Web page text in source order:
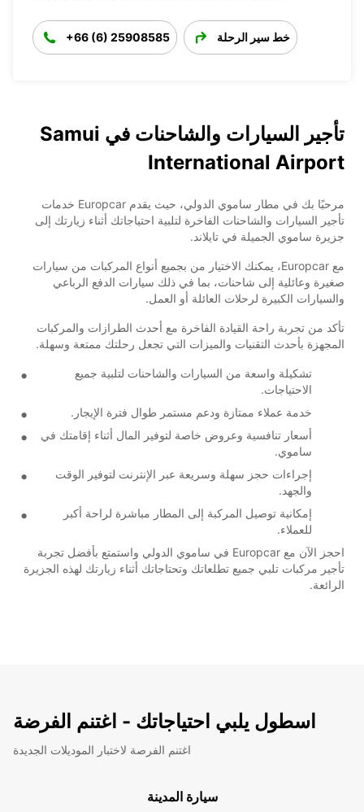
+66 (6) 25908585 خط سير الرحلة
تأجير السيارات والشاحنات في Samui
International Airport
مرحبًا بك في مطار ساموي الدولي، حيث يقدم Europcar خدمات
تأجير السيارات والشاحنات الفاخرة لتلبية احتياجاتك أثناء زيارتك إلى
جزيرة ساموي الجميلة في تايلاند.
مع Europcar، يمكنك الاختيار من بجميع أنواع المركبات من سيارات
صغيرة وعائلية إلى شاحنات، بما في ذلك سيارات الدفع الرباعي
والسيارات الكبيرة لرحلات العائلة أو العمل.
تأكد من تجربة راحة القيادة الفاخرة مع أحدث الطرازات والمركبات
المجهزة بأحدث التقنيات والميزات التي تجعل رحلتك ممتعة وسهلة.
تشكيلة واسعة من السيارات والشاحنات لتلبية جميع
الاحتياجات.
خدمة عملاء ممتازة ودعم مستمر طوال فترة الإيجار.
أسعار تنافسية وعروض خاصة لتوفير المال أثناء إقامتك في
ساموي.
إجراءات حجز سهلة وسريعة عبر الإنترنت لتوفير الوقت
والجهد.
إمكانية توصيل المركبة إلى المطار مباشرة لراحة أكبر
للعملاء.
احجز الآن مع Europcar في ساموي الدولي واستمتع بأفضل تجربة
تأجير مركبات تلبي جميع تطلعاتك وتحتاجاتك أثناء زيارتك لهذه الجزيرة
الرائعة.
اسطول يلبي احتياجاتك - اغتنم الفرضة
اغتنم الفرصة لاختبار الموديلات الجديدة
سيارة المدينة